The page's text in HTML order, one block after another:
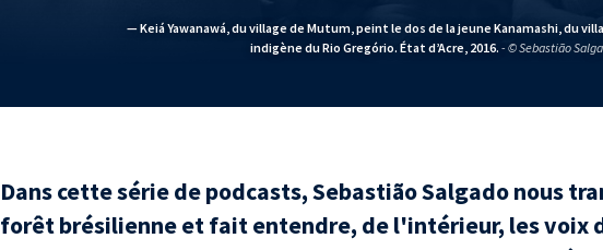
— Keiá Yawanawá, du village de Mutum, peint le dos de la jeune Kanamashi, du
indigène du Rio Gregório. État d’Acre, 2016. - © Sebastião
Dans cette série de podcasts, Sebastião Salgado nous
forêt brésilienne et fait entendre, de l'intérieur, les voix